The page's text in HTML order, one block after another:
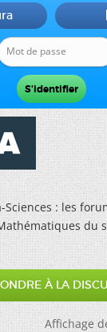
Sciences : les
du
À LA
Affichage